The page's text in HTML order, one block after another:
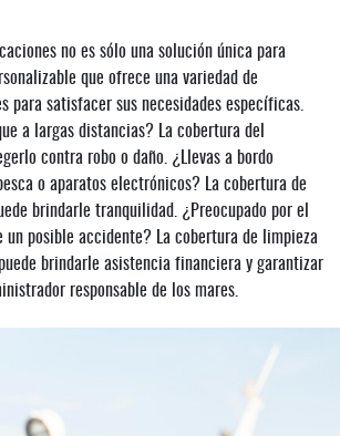
no es sólo una solución única para
que ofrece una variedad de
para satisfacer sus necesidades específicas.
a largas distancias? La cobertura del
contra robo o daño. ¿Llevas a bordo
o aparatos electrónicos? La cobertura de
brindarle tranquilidad. ¿Preocupado por el
un posible accidente? La cobertura de limpieza
brindarle asistencia financiera y garantizar
responsable de los mares.